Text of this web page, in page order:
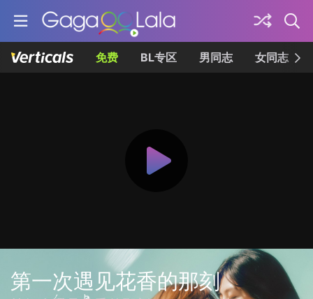
免费 BL专区 男同志 女同志
第一次遇见花香的那刻